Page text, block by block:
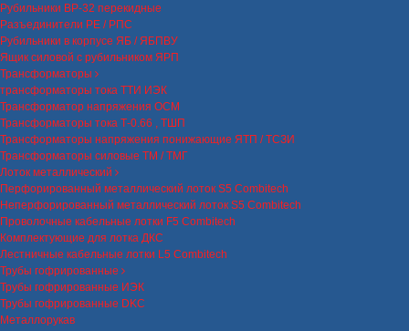
Рубильники ВР-32 перекидные
Разъединители РЕ / РПС
Рубильники в корпусе ЯБ / ЯБПВУ
Ящик силовой с рубильником ЯРП
Трансформаторы
трансформаторы тока ТТИ ИЭК
Трансформатор напряжения ОСМ
Трансформаторы тока Т-0.66 , ТШП
Трансформаторы напряжения понижающие ЯТП / ТСЗИ
Трансформаторы силовые ТМ / ТМГ
Лоток металлический
Перфорированный металлический лоток S5 Combitech
Неперфорированный металлический лоток S5 Combitech
Проволочные кабельные лотки F5 Combitech
Комплектующие для лотка ДКС
Лестничные кабельные лотки L5 Combitech
Трубы гофрированные
Трубы гофрированные ИЭК
Трубы гофрированные DKC
Металлорукав